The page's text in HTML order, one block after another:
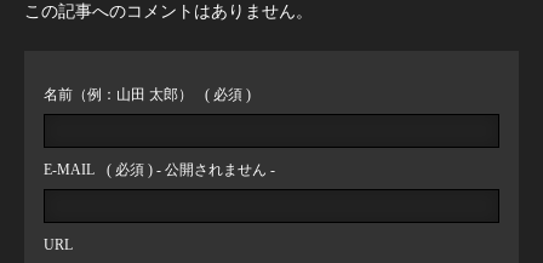
この記事へのコメントはありません。
名前（例：山田 太郎） ( 必須 )
E-MAIL ( 必須 ) - 公開されません -
URL